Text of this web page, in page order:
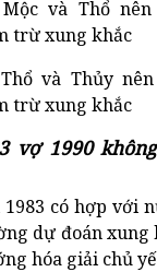
và Thổ
trừ xung khắc
và Thủy
trừ xung khắc
vợ 1990
có hợp với
dự đoán xung
hóa giải chủ